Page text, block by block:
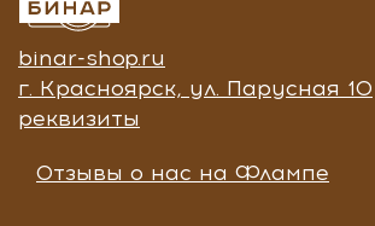
binar-shop.ru
г. Красноярск, ул. Парусная 10
реквизиты
Отзывы о нас на Флампе